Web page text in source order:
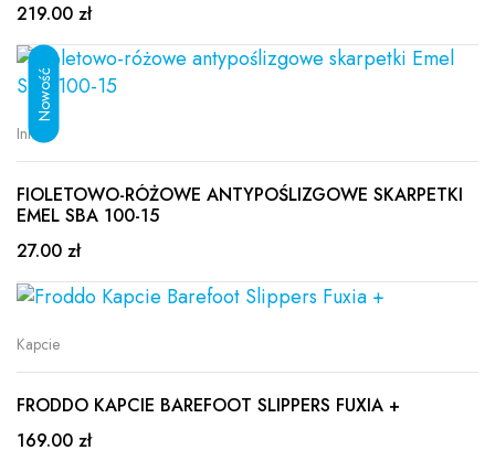
219.00 zł
Inne
FIOLETOWO-RÓŻOWE ANTYPOŚLIZGOWE SKARPETKI
EMEL SBA 100-15
27.00 zł
Kapcie
FRODDO KAPCIE BAREFOOT SLIPPERS FUXIA +
169.00 zł